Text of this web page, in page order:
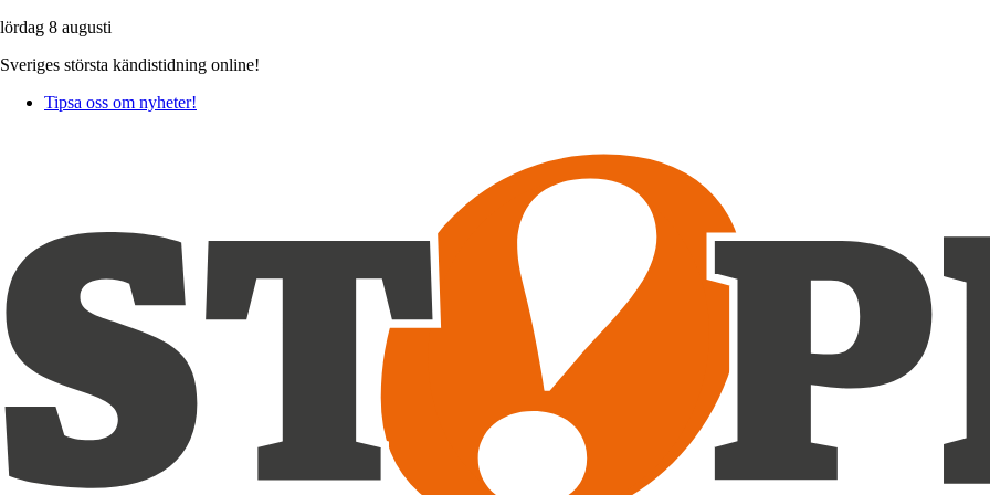
lördag 8 augusti
Sveriges största kändistidning online!
Tipsa oss om nyheter!